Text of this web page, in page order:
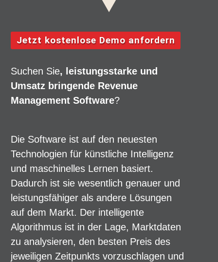
Jetzt kostenlose Demo anfordern
Suchen Sie, leistungsstarke und
Umsatz bringende Revenue
Management Software?
Die Software ist auf den neuesten
Technologien für künstliche Intelligenz
und maschinelles Lernen basiert.
Dadurch ist sie wesentlich genauer und
leistungsfähiger als andere Lösungen
auf dem Markt. Der intelligente
Algorithmus ist in der Lage, Marktdaten
zu analysieren, den besten Preis des
jeweiligen Zeitpunkts vorzuschlagen und